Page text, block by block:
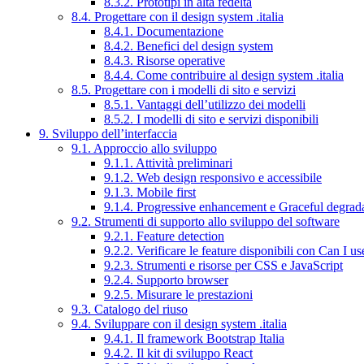
8.4. Progettare con il design system .italia
8.4.1. Documentazione
8.4.2. Benefici del design system
8.4.3. Risorse operative
8.4.4. Come contribuire al design system .italia
8.5. Progettare con i modelli di sito e servizi
8.5.1. Vantaggi dell’utilizzo dei modelli
8.5.2. I modelli di sito e servizi disponibili
9. Sviluppo dell’interfaccia
9.1. Approccio allo sviluppo
9.1.1. Attività preliminari
9.1.2. Web design responsivo e accessibile
9.1.3. Mobile first
9.1.4. Progressive enhancement e Graceful
9.2. Strumenti di supporto allo sviluppo del software
9.2.1. Feature detection
9.2.2. Verificare le feature disponibili con Can I
9.2.3. Strumenti e risorse per CSS e JavaScript
9.2.4. Supporto browser
9.2.5. Misurare le prestazioni
9.3. Catalogo del riuso
9.4. Sviluppare con il design system .italia
9.4.1. Il framework Bootstrap Italia
9.4.2. Il kit di sviluppo React